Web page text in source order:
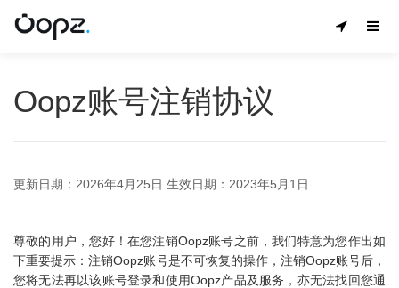
Oopz账号注销协议
更新日期：2026年4月25日 生效日期：2023年5月1日
尊敬的用户，您好！在您注销Oopz账号之前，我们特意为您作出如
下重要提示：注销Oopz账号是不可恢复的操作，注销Oopz账号后，
您将无法再以该账号登录和使用Oopz产品及服务，亦无法找回您通